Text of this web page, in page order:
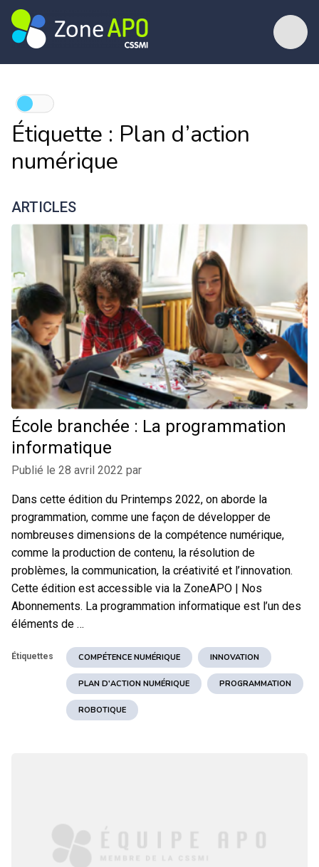
Étiquette : Plan d’action
numérique
ARTICLES
École branchée : La programmation
informatique
Publié le 28 avril 2022 par
Dans cette édition du Printemps 2022, on aborde la
programmation, comme une façon de développer de
nombreuses dimensions de la compétence numérique,
comme la production de contenu, la résolution de
problèmes, la communication, la créativité et l’innovation.
Cette édition est accessible via la ZoneAPO | Nos
Abonnements. La programmation informatique est l’un des
éléments de …
Étiquettes COMPÉTENCE NUMÉRIQUE INNOVATION
PLAN D'ACTION NUMÉRIQUE PROGRAMMATION
ROBOTIQUE